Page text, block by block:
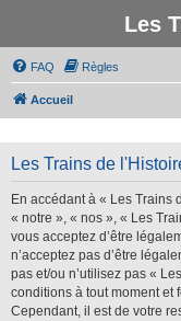
Les
FAQ Règles
Accueil
Les Trains de
En accédant à « Les Trains
« notre », « nos », « Les
vous acceptez d’être
n’acceptez pas d’être
pas et/ou n’utilisez pas «
conditions à tout moment et
Cependant, il est de votre